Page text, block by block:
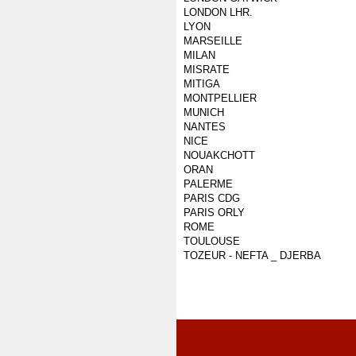
LONDON LHR.
LYON
MARSEILLE
MILAN
MISRATE
MITIGA
MONTPELLIER
MUNICH
NANTES
NICE
NOUAKCHOTT
ORAN
PALERME
PARIS CDG
PARIS ORLY
ROME
TOULOUSE
TOZEUR - NEFTA _ DJERBA